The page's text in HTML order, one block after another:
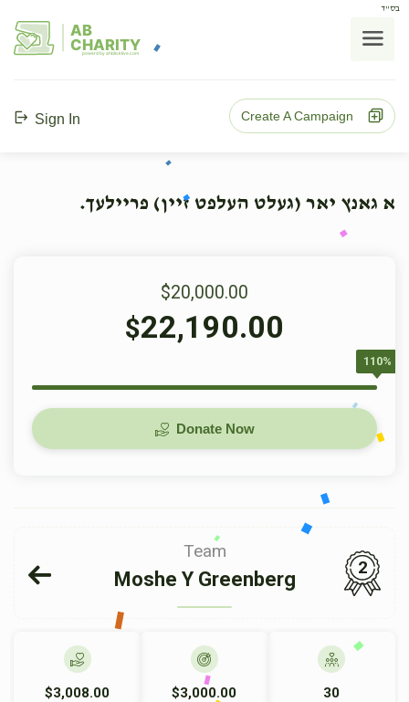
בס"ד
AB
CHARITY
powerd by ahblicklive.com
Sign In Create A Campaign
א גאנץ יאר (געלט העלפט זיין) פריילעך.
$20,000.00
$22,190.00
110%
Donate Now
Team
Moshe Y Greenberg
2
$3,008.00 $3,000.00 30